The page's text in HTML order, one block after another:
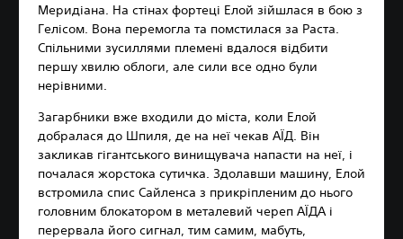
Меридіана. На стінах фортеці Елой зійшлася в бою з
Гелісом. Вона перемогла та помстилася за Раста.
Спільними зусиллями племені вдалося відбити
першу хвилю облоги, але сили все одно були
нерівними.
Загарбники вже входили до міста, коли Елой
добралася до Шпиля, де на неї чекав АЇД. Він
закликав гігантського винищувача напасти на неї, і
почалася жорстока сутичка. Здолавши машину, Елой
встромила спис Сайленса з прикріпленим до нього
головним блокатором в металевий череп АЇДА і
перервала його сигнал, тим самим, мабуть,